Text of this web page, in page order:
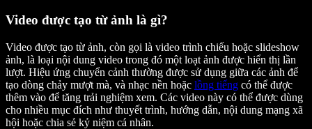
Video được tạo từ ảnh là gì?
Video được tạo từ ảnh, còn gọi là video trình chiếu hoặc slideshow
ảnh, là loại nội dung video trong đó một loạt ảnh được hiển thị lần
lượt. Hiệu ứng chuyển cảnh thường được sử dụng giữa các ảnh để
tạo dòng chảy mượt mà, và nhạc nền hoặc lồng tiếng có thể được
thêm vào để tăng trải nghiệm xem. Các video này có thể được dùng
cho nhiều mục đích như thuyết trình, hướng dẫn, nội dung mạng xã
hội hoặc chia sẻ kỷ niệm cá nhân.